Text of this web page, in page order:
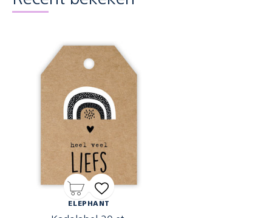
ELEPHANT